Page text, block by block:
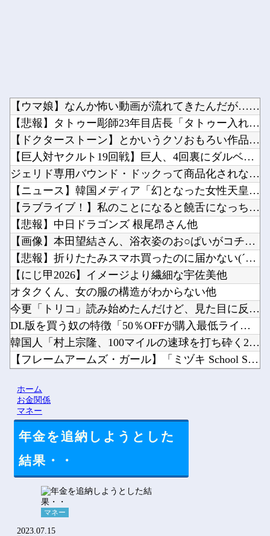
【ウマ娘】なんか怖い動画が流れてきたんだが…（ﾋｴｯ他
【悲報】タトゥー彫師23年目店長「タトゥー入れにくるやつ99...
【ドクターストーン】とかいうクソおもろい作品ｗｗｗ他
【巨人対ヤクルト19回戦】巨人、4回裏にダルベックと石塚のタ...
ジェリド専用バウンド・ドックって商品化されないな他
【ニュース】韓国メディア「幻となった女性天皇。日本皇族に韓半...
【ラブライブ！】私のことになると饒舌になっちゃう花帆先輩【蓮...
【悲報】中日ドラゴンズ 根尾昂さん他
【画像】本田望結さん、浴衣姿のお○ぱいがコチラｗｗｗｗｗｗｗ...
【悲報】折りたたみスマホ買ったのに届かない(´；ω；｀)他
【にじ甲2026】イメージより繊細な宇佐美他
オタクくん、女の服の構造がわからない他
今更「トリコ」読み始めたんだけど、見た目に反して小松すごいヤ...
DL版を買う奴の特徴「50％OFFが購入最低ライン」他
韓国人「村上宗隆、100マイルの速球を打ち砕く2試合連発26...
【フレームアームズ・ガール】「ミヅキ School Swim...
ホーム
お金関係
マネー
年金を追納しようとした
結果・・
マネー
2023.07.15